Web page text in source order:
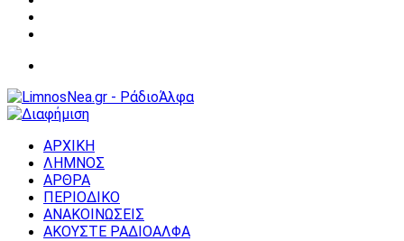
ΑΡΧΙΚΗ
ΛΗΜΝΟΣ
ΑΡΘΡΑ
ΠΕΡΙΟΔΙΚΟ
ΑΝΑΚΟΙΝΩΣΕΙΣ
ΑΚΟΥΣΤΕ ΡΑΔΙΟΑΛΦΑ